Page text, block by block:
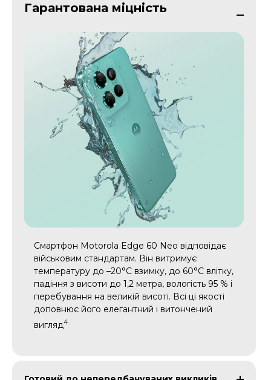
Гарантована міцність
Смартфон Motorola Edge 60 Neo відповідає
військовим стандартам. Він витримує
температуру до –20°C взимку, до 60°C влітку,
падіння з висоти до 1,2 метра, вологість 95 % і
перебування на великій висоті. Всі ці якості
доповнює його елегантний і витончений
вигляд4.